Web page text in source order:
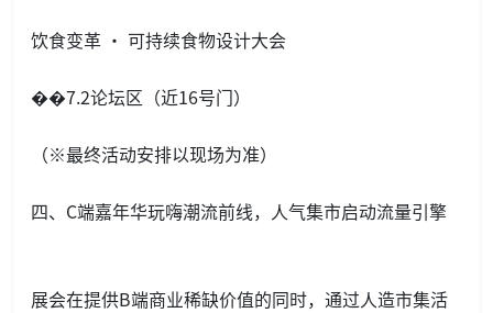
饮食变革 · 可持续食物设计大会
��7.2论坛区（近16号门）
（※最终活动安排以现场为准）
四、C端嘉年华玩嗨潮流前线，人气集市启动流量引擎
展会在提供B端商业稀缺价值的同时，通过人造市集活